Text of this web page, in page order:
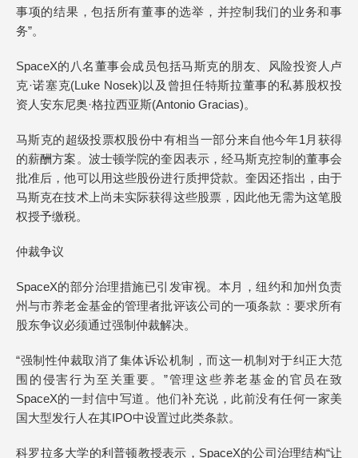
事项的结果，包括所有董事的选举，并控制我们的业务和事
务”。
SpaceX的八名董事会成员包括马斯克的朋友、风险投资人卢
克·诺塞克(Luke Nosek)以及曾担任特斯拉董事的私募股权投
资人安东尼奥·格拉西亚斯(Antonio Gracias)。
马斯克的超级投票权股份中有相当一部分来自他今年1月获得
的薪酬方案。波士顿学院的奎因表示，经马斯克控制的董事会
批准后，他可以用这些股份进行质押贷款。奎因还指出，由于
马斯克在技术上尚未实际获得这些股票，因此他无需为这笔股
权授予缴税。
仲裁争议
SpaceX的部分治理措施已引发审视。本月，纽约和加州负责
州与市养老金基金的管理者批评该公司的一项条款：要求所有
股东争议必须通过强制仲裁解决。
“强制性仲裁取消了集体诉讼机制，而这一机制对于纠正大范
围的侵害行为至关重要。”管理这些养老基金的官员在致
SpaceX的一封信中写道。他们补充说，此前没有任何一家美
国大型发行人在其IPO中设置过此类条款。
科罗拉多大学的利普顿教授表示，SpaceX的公司治理结构“让